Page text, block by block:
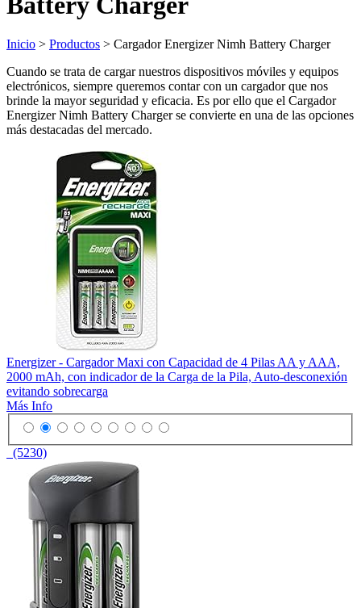
Inicio > Productos > Cargador Energizer Nimh Battery Charger
Cuando se trata de cargar nuestros dispositivos móviles y equipos
electrónicos, siempre queremos contar con un cargador que nos
brinde la mayor seguridad y eficacia. Es por ello que el Cargador
Energizer Nimh Battery Charger se convierte en una de las opciones
más destacadas del mercado.
Energizer - Cargador Maxi con Capacidad de 4 Pilas AA y AAA,
2000 mAh, con indicador de la Carga de la Pila, Auto-desconexión
evitando sobrecarga
Más Info
(5230)